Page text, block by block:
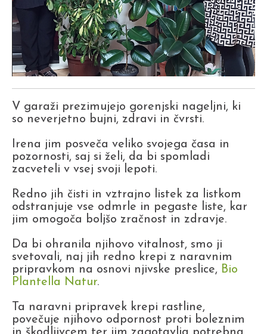
V garaži prezimujejo gorenjski nageljni, ki
so neverjetno bujni, zdravi in čvrsti.
Irena jim posveča veliko svojega časa in
pozornosti, saj si želi, da bi spomladi
zacveteli v vsej svoji lepoti.
Redno jih čisti in vztrajno listek za listkom
odstranjuje vse odmrle in pegaste liste, kar
jim omogoča boljšo zračnost in zdravje.
Da bi ohranila njihovo vitalnost, smo ji
svetovali, naj jih redno krepi z naravnim
pripravkom na osnovi njivske preslice, Bio
Plantella Natur.
Ta naravni pripravek krepi rastline,
povečuje njihovo odpornost proti boleznim